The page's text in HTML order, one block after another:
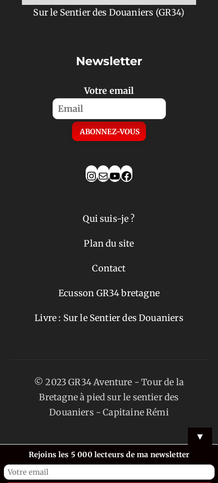
Sur le Sentier des Douaniers (GR34)
Newsletter
Votre email
Qui suis-je ?
Plan du site
Contact
Ecusson GR34 bretagne
Livre : Sur le Sentier des Douaniers
© 2023 GR34 Aventure - Tour de la
Bretagne à pied sur le sentier des
Douaniers -Capitaine Rémi
▼
Rejoins les 5 000 lecteurs de ma newsletter